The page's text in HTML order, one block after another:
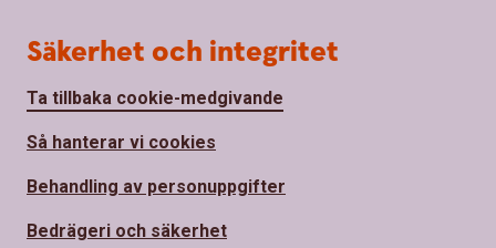
Säkerhet och integritet
Ta tillbaka cookie-medgivande
Så hanterar vi cookies
Behandling av personuppgifter
Bedrägeri och säkerhet